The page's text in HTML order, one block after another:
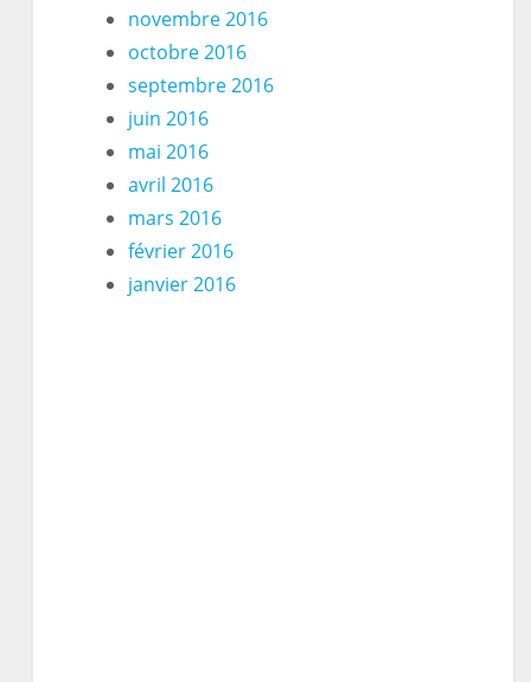
novembre 2016
octobre 2016
septembre 2016
juin 2016
mai 2016
avril 2016
mars 2016
février 2016
janvier 2016